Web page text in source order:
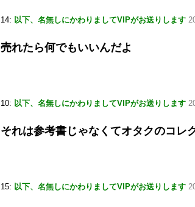
14: 以下、名無しにかわりましてVIPがお送りします
売れたら何でもいいんだよ
10: 以下、名無しにかわりましてVIPがお送りします
それは参考書じゃなくてオタクのコレ
15: 以下、名無しにかわりましてVIPがお送りします